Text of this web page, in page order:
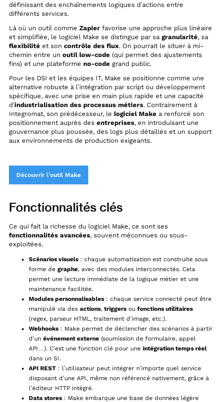
définissant des enchaînements logiques d’actions entre
différents services.
Là où un outil comme Zapierfavorise une approche plus linéaire
et simplifiée, le logiciel Make se distingue par sa granularité, sa
flexibilité et son contrôle des flux. On pourrait le situer à mi-
chemin entre un outil low-code (qui permet des ajustements
fins) et une plateforme no-code grand public.
Pour les DSI et les équipes IT, Make se positionne comme une
alternative robuste à l’intégration par script ou développement
spécifique, avec une prise en main plus rapide et une capacité
d’industrialisation des processus métiers. Contrairement à
Integromat, son prédécesseur, le logiciel Make a renforcé son
positionnement auprès des entreprises, en introduisant une
gouvernance plus poussée, des logs plus détaillés et un support
aux environnements de production exigeants.
Découvrir l’outil Make
Fonctionnalités clés
Ce qui fait la richesse du logiciel Make, ce sont ses
fonctionnalités avancées, souvent méconnues ou sous-
exploitées.
Scénarios visuels: chaque automatisation est construite sous
forme de graphe, avec des modules interconnectés. Cela
permet une lecture immédiate de la logique métier et une
maintenance facilitée.
Modules personnalisables: chaque service connecté peut être
manipulé via des actions, triggersou fonctions utilitaires
(regex, parseur HTML, traitement d’image, etc.).
Webhooks: Make permet de déclencher des scénarios à partir
d’un événement externe(soumission de formulaire, appel
API…). C’est une fonction clé pour une intégration temps réel
dans un SI.
API REST: l’utilisateur peut intégrer n’importe quel service
disposant d’une API, même non référencé nativement, grâce à
l’éditeur HTTP intégré.
Data stores: Make embarque une base de données légère